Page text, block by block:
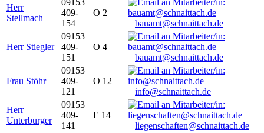
Herr
Stellmach
09153
409-
154
O 2
bauamt@schnaittach.de
Herr Stiegler
09153
409-
151
O 4
bauamt@schnaittach.de
Frau Stöhr
09153
409-
121
O 12
info@schnaittach.de
Herr
Unterburger
09153
409-
141
E 14
liegenschaften@schnaittach.de